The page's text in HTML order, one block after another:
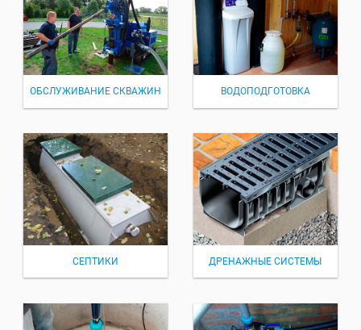
ОБСЛУЖИВАНИЕ СКВАЖИН ВОДОПОДГОТОВКА
СЕПТИКИ ДРЕНАЖНЫЕ СИСТЕМЫ